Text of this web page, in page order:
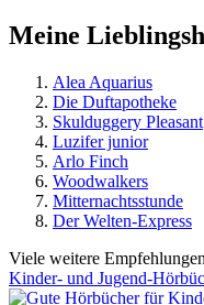
Meine
Alea Aquarius
Die Duftapotheke
Skulduggery Pleasant
Luzifer junior
Arlo Finch
Woodwalkers
Mitternachtsstunde
Der Welten-Express
Viele weitere
Kinder- und Jugend-